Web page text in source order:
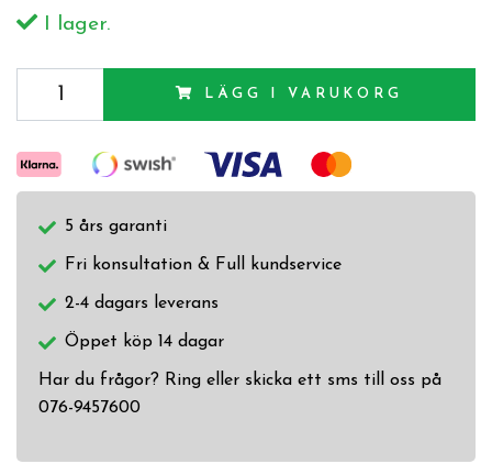
I lager.
LÄGG I VARUKORG
5 års garanti
Fri konsultation & Full kundservice
2-4 dagars leverans
Öppet köp 14 dagar
Har du frågor? Ring eller skicka ett sms till oss på
076-9457600